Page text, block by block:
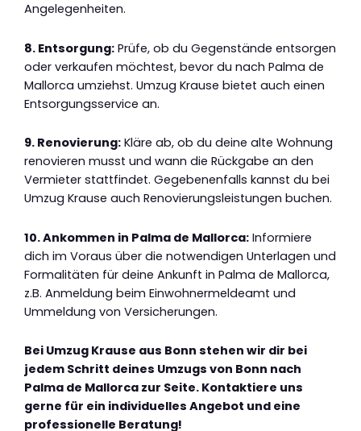
Angelegenheiten.
8. Entsorgung: Prüfe, ob du Gegenstände entsorgen
oder verkaufen möchtest, bevor du nach Palma de
Mallorca umziehst. Umzug Krause bietet auch einen
Entsorgungsservice an.
9. Renovierung: Kläre ab, ob du deine alte Wohnung
renovieren musst und wann die Rückgabe an den
Vermieter stattfindet. Gegebenenfalls kannst du bei
Umzug Krause auch Renovierungsleistungen buchen.
10. Ankommen in Palma de Mallorca: Informiere
dich im Voraus über die notwendigen Unterlagen und
Formalitäten für deine Ankunft in Palma de Mallorca,
z.B. Anmeldung beim Einwohnermeldeamt und
Ummeldung von Versicherungen.
Bei Umzug Krause aus Bonn stehen wir dir bei
jedem Schritt deines Umzugs von Bonn nach
Palma de Mallorca zur Seite. Kontaktiere uns
gerne für ein individuelles Angebot und eine
professionelle Beratung!